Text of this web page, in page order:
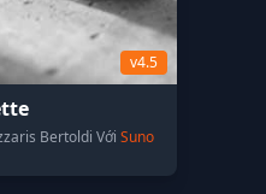
v4.5
Bertoldi Với Suno